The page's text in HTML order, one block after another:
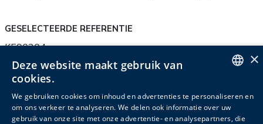
GESELECTEERDE REFERENTIE
KE90204
Productinfo Verpakkingsinfo Accessoires DUTCH
×
Deze website maakt gebruik van
cookies.
We gebruiken cookies om inhoud en advertenties te personaliseren en
om ons verkeer te analyseren. We delen ook informatie over uw
gebruik van onze site met onze advertentie- en analysepartners, die